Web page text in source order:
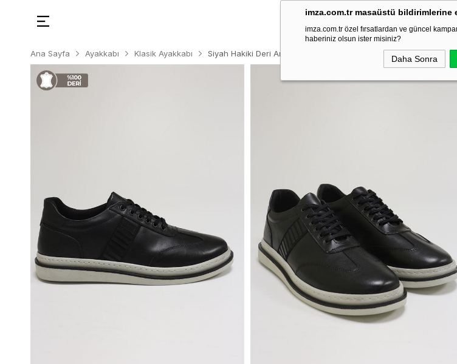
imza.com.tr masaüstü bildirimlerine
imza.com.tr özel fırsatlardan ve güncel
haberiniz olsun ister misiniz?
Daha Sonra
Ana Sayfa Ayakkabı Klasik Ayakkabı Siyah Hakiki Deri Analin Bağcıklı Casual Ayakkabı 1033225187